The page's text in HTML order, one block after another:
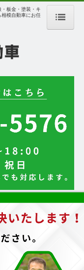
板金・塗装・キ
模自動車にお任